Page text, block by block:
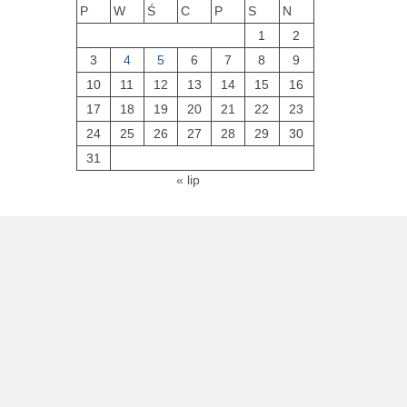
P W Ś C P S
N
1
2
3
4 5 6 7 8
9
10
11 12 13 14 15
16
17
18 19 20 21 22
23
24
25 26 27 28 29
30
31
« lip